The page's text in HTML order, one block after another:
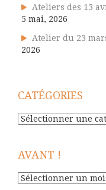
Ateliers des 13
5 mai, 2026
Atelier du 23
2026
CATÉGORIES
Catégories
AVANT !
Avant